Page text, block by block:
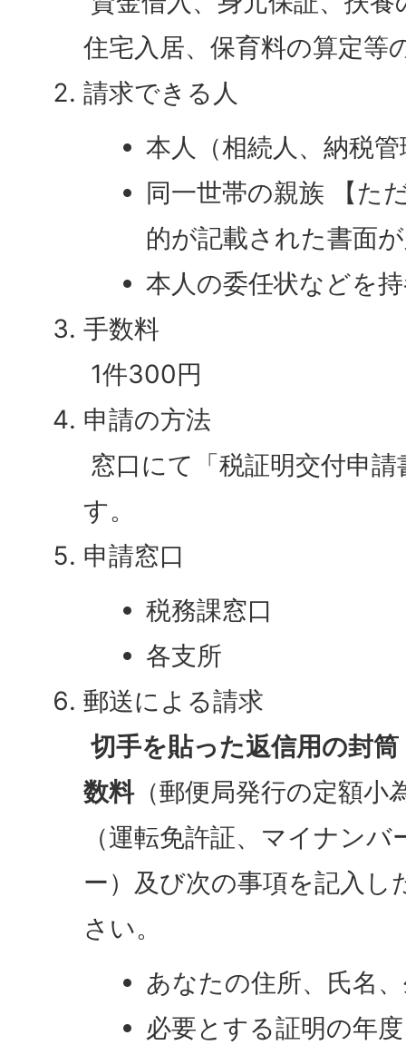
住宅入居、保育料の算定等
請求できる人
本人（相続人、納税
同一世帯の親族 【た
的が記載された書面
本人の委任状などを
手数料
1件300円
申請の方法
窓口にて「税証明交付申
す。
申請窓口
税務課窓口
各支所
郵送による請求
切手を貼った返信用の封筒
数料（郵便局発行の定額小
（運転免許証、マイナン
ー）及び次の事項を記入し
さい。
あなたの住所、氏名
必要とする証明の年